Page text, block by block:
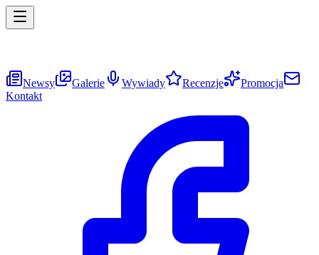
Newsy Galerie Wywiady Recenzje
Promocja
Kontakt